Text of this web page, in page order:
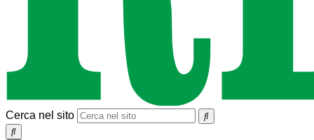
Cerca nel sito
SEARCH